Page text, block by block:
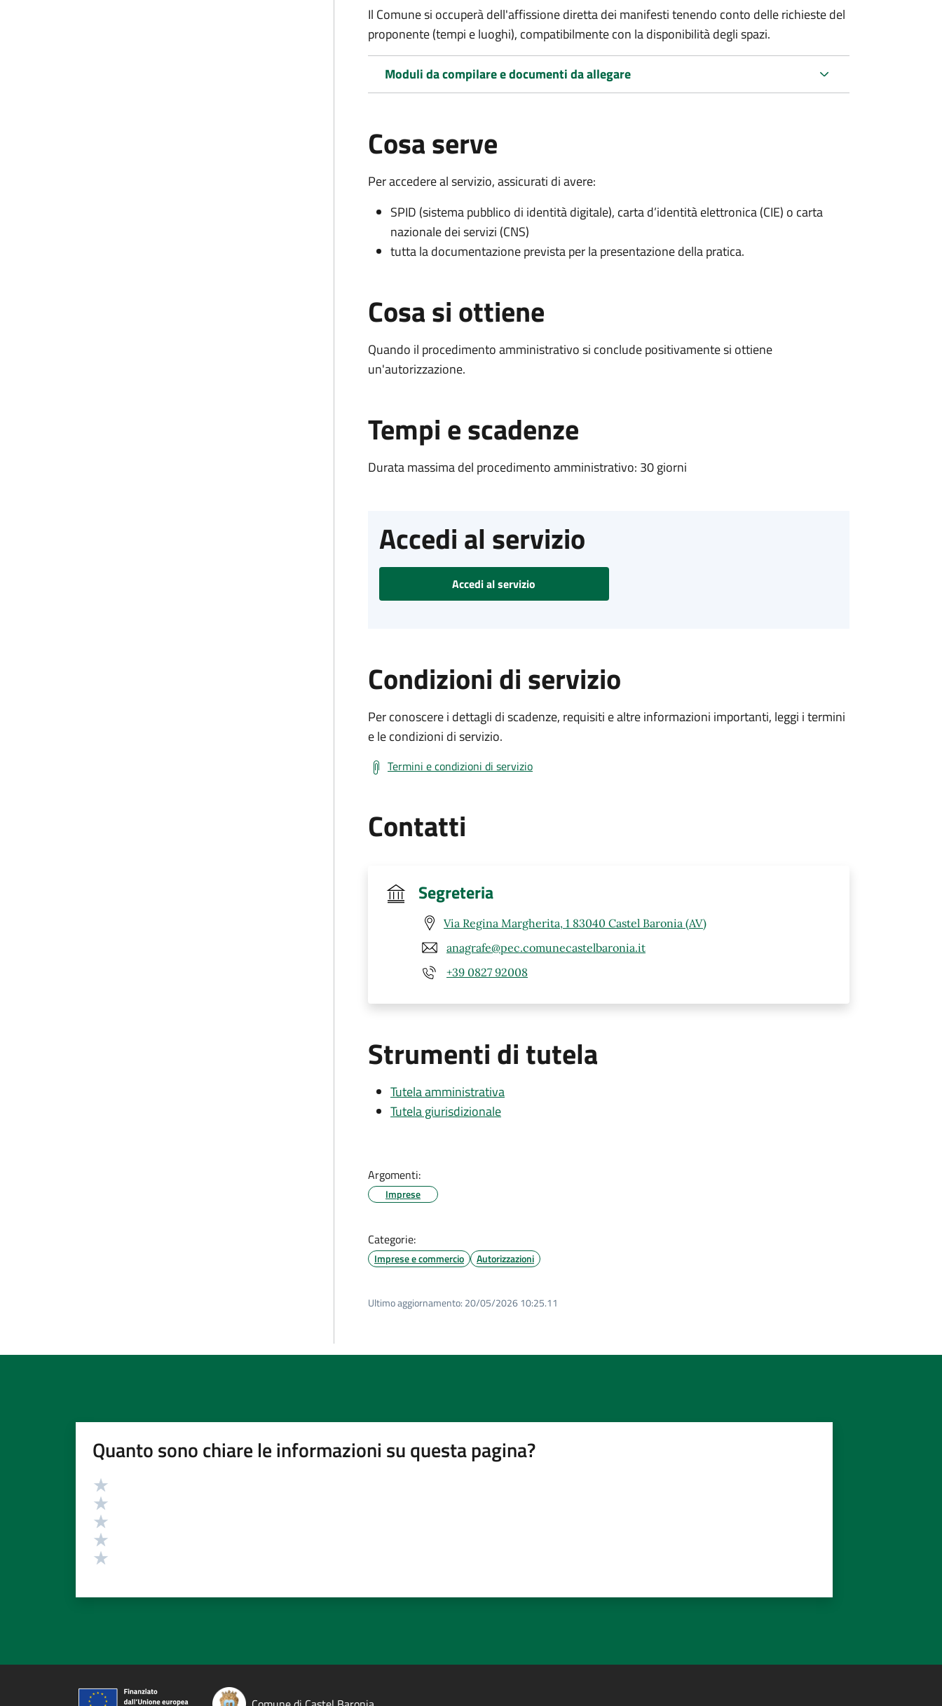
Il Comune si occuperà dell'affissione diretta dei manifesti tenendo conto delle richieste del
proponente (tempi e luoghi), compatibilmente con la disponibilità degli spazi.
Moduli da compilare e documenti da allegare
Cosa serve
Per accedere al servizio, assicurati di avere:
SPID (sistema pubblico di identità digitale), carta d’identità elettronica (CIE) o carta
nazionale dei servizi (CNS)
tutta la documentazione prevista per la presentazione della pratica.
Cosa si ottiene
Quando il procedimento amministrativo si conclude positivamente si ottiene
un'autorizzazione.
Tempi e scadenze
Durata massima del procedimento amministrativo: 30 giorni
Accedi al servizio
Accedi al servizio
Condizioni di servizio
Per conoscere i dettagli di scadenze, requisiti e altre informazioni importanti, leggi i termini
e le condizioni di servizio.
Termini e condizioni di servizio
Contatti
Segreteria
Via Regina Margherita, 1 83040 Castel Baronia (AV)
anagrafe@pec.comunecastelbaronia.it
+39 0827 92008
Strumenti di tutela
Tutela amministrativa
Tutela giurisdizionale
Argomenti:
Imprese
Categorie:
Imprese e commercio Autorizzazioni
Ultimo aggiornamento: 20/05/2026 10:25.11
Quanto sono chiare le informazioni su questa pagina?
Valutazione